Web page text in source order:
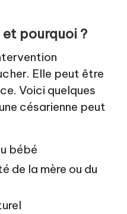
pourquoi ?
Elle peut être
Voici quelques
césarienne peut
bébé
de la mère ou du